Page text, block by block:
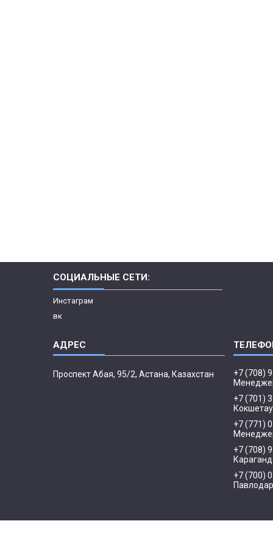
СОЦИАЛЬНЫЕ СЕТИ:
Инстаграм
вк
​Проспект Абая, 95/2, Астана, Казахстан
+7 (708)
+7 (701)
Кокшетау
+7 (771)
+7 (708)
+7 (700)
Павлодар